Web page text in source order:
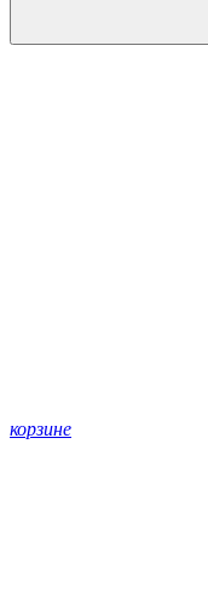
корзине